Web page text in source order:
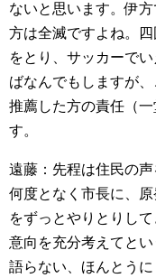
ないと思います。伊
方は全滅ですよね。
をとり、サッカーで
ばなんでもしますが
推薦した方の責任（
す。
遠藤：先程は住民の
何度となく市長に、
をずっとやりとりし
意向を充分考えてと
語らない、ほんとう